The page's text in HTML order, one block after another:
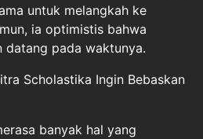
untuk melangkah ke
ia optimistis bahwa
datang pada waktunya.
Scholastika Ingin Bebaskan
banyak hal yang